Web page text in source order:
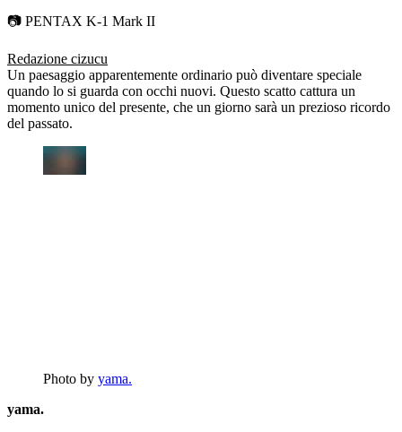
📷 PENTAX K-1 Mark II
Redazione cizucu
Un paesaggio apparentemente ordinario può diventare speciale
quando lo si guarda con occhi nuovi. Questo scatto cattura un
momento unico del presente, che un giorno sarà un prezioso ricordo
del passato.
Photo by yama.
yama.